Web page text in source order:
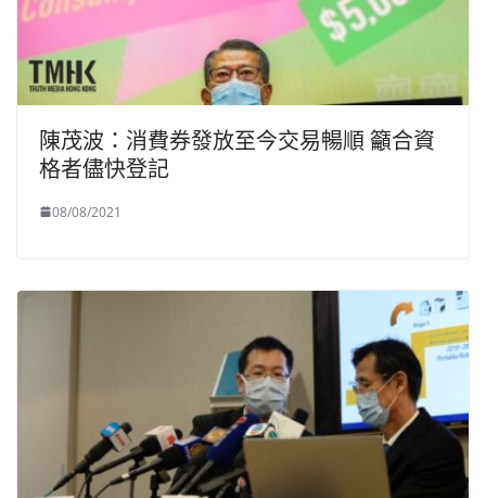
陳茂波：消費券發放至今交易暢順 籲合資
格者儘快登記
08/08/2021